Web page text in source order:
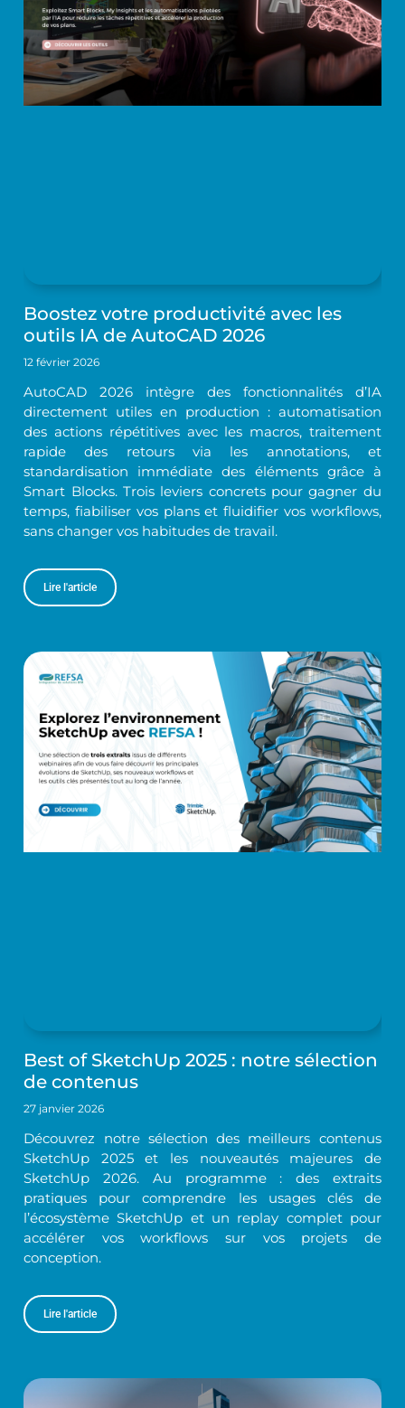
Boostez votre productivité avec les
outils IA de AutoCAD 2026
12 février 2026
AutoCAD 2026 intègre des fonctionnalités d’IA
directement utiles en production : automatisation
des actions répétitives avec les macros, traitement
rapide des retours via les annotations, et
standardisation immédiate des éléments grâce à
Smart Blocks. Trois leviers concrets pour gagner du
temps, fiabiliser vos plans et fluidifier vos workflows,
sans changer vos habitudes de travail.
Lire l'article
Best of SketchUp 2025 : notre sélection
de contenus
27 janvier 2026
Découvrez notre sélection des meilleurs contenus
SketchUp 2025 et les nouveautés majeures de
SketchUp 2026. Au programme : des extraits
pratiques pour comprendre les usages clés de
l’écosystème SketchUp et un replay complet pour
accélérer vos workflows sur vos projets de
conception.
Lire l'article